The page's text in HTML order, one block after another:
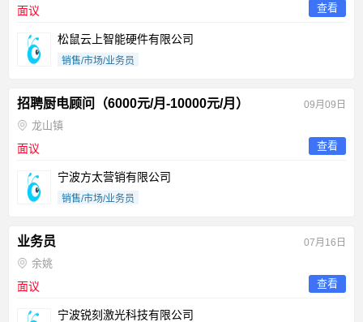
面议 查看
松鼠云上智能硬件有限公司
销售/市场/业务员
招聘厨电顾问（6000元/月-10000元/月） 09月09日
龙山镇
面议 查看
宁波方太营销有限公司
销售/市场/业务员
业务员 07月16日
余姚
面议 查看
宁波锐刻激光科技有限公司